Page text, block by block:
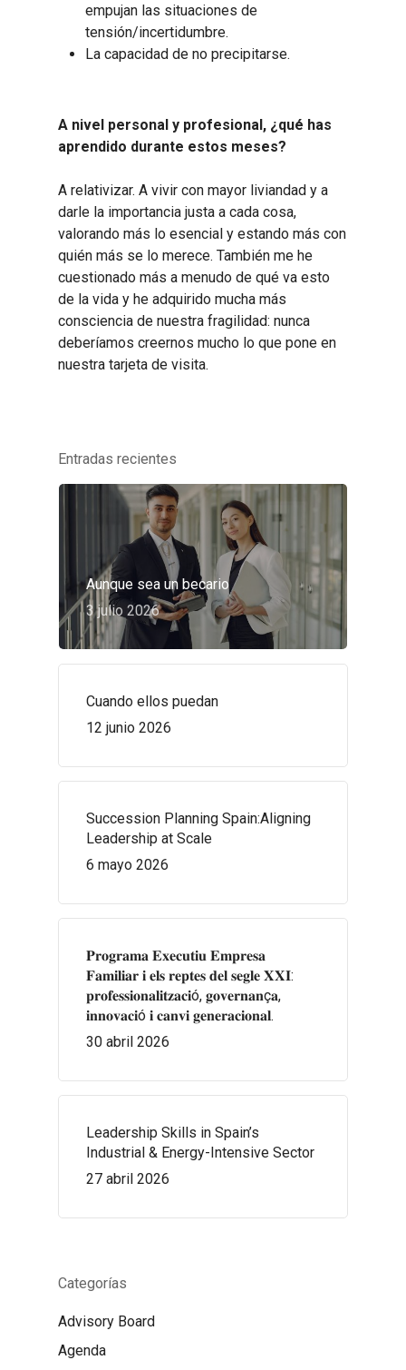
empujan las situaciones de
tensión/incertidumbre.
La capacidad de no precipitarse.
A nivel personal y profesional, ¿qué has
aprendido durante estos meses?
A relativizar. A vivir con mayor liviandad y a
darle la importancia justa a cada cosa,
valorando más lo esencial y estando más con
quién más se lo merece. También me he
cuestionado más a menudo de qué va esto
de la vida y he adquirido mucha más
consciencia de nuestra fragilidad: nunca
deberíamos creernos mucho lo que pone en
nuestra tarjeta de visita.
Entradas recientes
Aunque sea un becario
3 julio 2026
Cuando ellos puedan
12 junio 2026
Succession Planning Spain:Aligning
Leadership at Scale
6 mayo 2026
𝐏𝐫𝐨𝐠𝐫𝐚𝐦𝐚 𝐄𝐱𝐞𝐜𝐮𝐭𝐢𝐮 𝐄𝐦𝐩𝐫𝐞𝐬𝐚
𝐅𝐚𝐦𝐢𝐥𝐢𝐚𝐫 𝐢 𝐞𝐥𝐬 𝐫𝐞𝐩𝐭𝐞𝐬 𝐝𝐞𝐥 𝐬𝐞𝐠𝐥𝐞 𝐗𝐗𝐈:
𝐩𝐫𝐨𝐟𝐞𝐬𝐬𝐢𝐨𝐧𝐚𝐥𝐢𝐭𝐳𝐚𝐜𝐢ó, 𝐠𝐨𝐯𝐞𝐫𝐧𝐚𝐧ç𝐚,
𝐢𝐧𝐧𝐨𝐯𝐚𝐜𝐢ó 𝐢 𝐜𝐚𝐧𝐯𝐢 𝐠𝐞𝐧𝐞𝐫𝐚𝐜𝐢𝐨𝐧𝐚𝐥.
30 abril 2026
Leadership Skills in Spain’s
Industrial & Energy-Intensive Sector
27 abril 2026
Categorías
Advisory Board
Agenda